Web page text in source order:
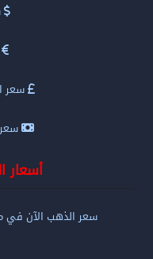
سعر
أسعار
سعر الذهب الآن في